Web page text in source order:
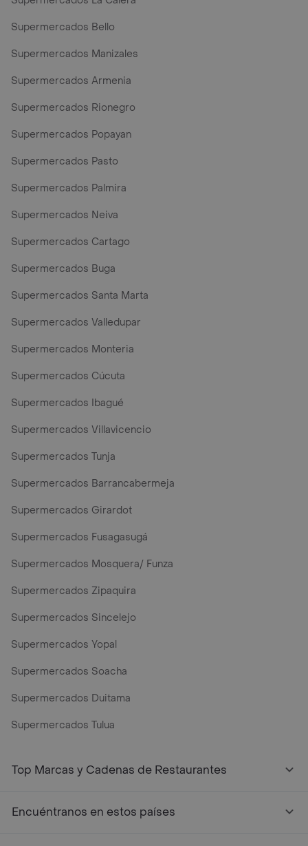
Supermercados Bello
Supermercados Manizales
Supermercados Armenia
Supermercados Rionegro
Supermercados Popayan
Supermercados Pasto
Supermercados Palmira
Supermercados Neiva
Supermercados Cartago
Supermercados Buga
Supermercados Santa Marta
Supermercados Valledupar
Supermercados Monteria
Supermercados Cúcuta
Supermercados Ibagué
Supermercados Villavicencio
Supermercados Tunja
Supermercados Barrancabermeja
Supermercados Girardot
Supermercados Fusagasugá
Supermercados Mosquera/ Funza
Supermercados Zipaquira
Supermercados Sincelejo
Supermercados Yopal
Supermercados Soacha
Supermercados Duitama
Supermercados Tulua
Top Marcas y Cadenas de Restaurantes
Encuéntranos en estos países